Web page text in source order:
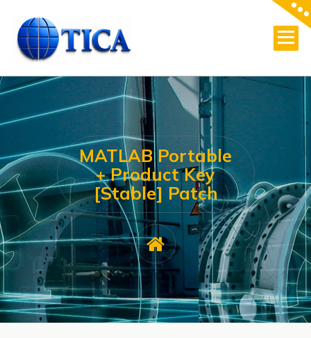
content
MATLAB Portable
+ Product Key
[Stable] Patch